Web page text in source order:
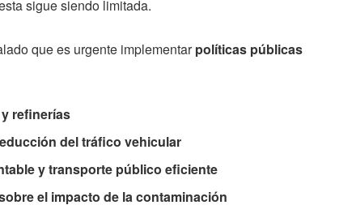
sigue siendo limitada.
que es urgente implementarpolíticas públicas
refinerías
del tráfico vehicular
y transporte público eficiente
el impacto de la contaminación